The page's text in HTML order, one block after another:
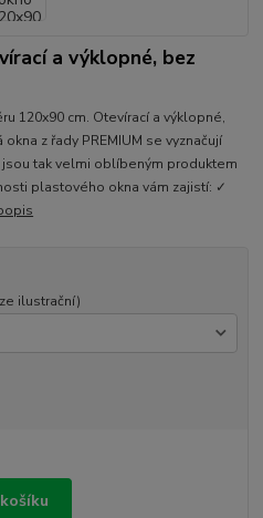
a výklopné, bez
120x90 cm. Otevírací a výklopné,
z řady PREMIUM se vyznačují
tak velmi oblíbeným produktem
plastového okna vám zajistí: ✓
ilustrační)